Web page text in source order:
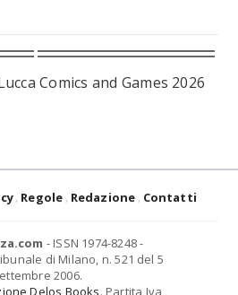
Comics and Games 2026
Regole Redazione Contatti
- ISSN 1974-8248 -
di Milano, n. 521 del 5
2006.
Delos Books. Partita Iva